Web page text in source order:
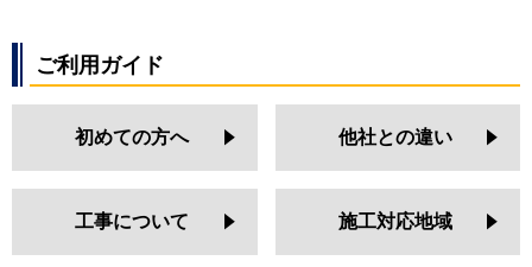
ご利用ガイド
初めての方へ 他社との違い
工事について 施工対応地域